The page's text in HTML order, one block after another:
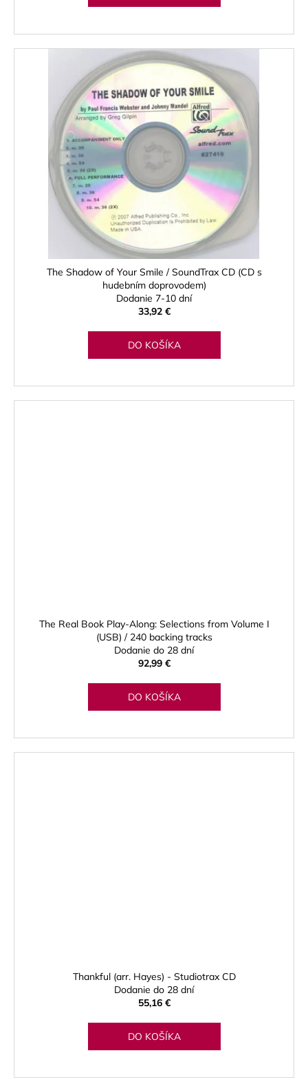
The Shadow of Your Smile / SoundTrax CD (CD s
hudebním doprovodem)
Dodanie 7-10 dní
33,92 €
DO KOŠÍKA
The Real Book Play-Along: Selections from Volume I
(USB) / 240 backing tracks
Dodanie do 28 dní
92,99 €
DO KOŠÍKA
Thankful (arr. Hayes) - Studiotrax CD
Dodanie do 28 dní
55,16 €
DO KOŠÍKA